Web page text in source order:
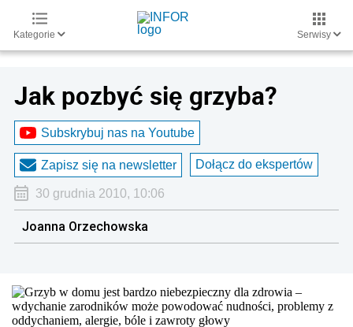
Kategorie Serwisy
Jak pozbyć się grzyba?
Subskrybuj nas na Youtube
Zapisz się na newsletter Dołącz do ekspertów
30 grudnia 2010, 10:06
Joanna Orzechowska